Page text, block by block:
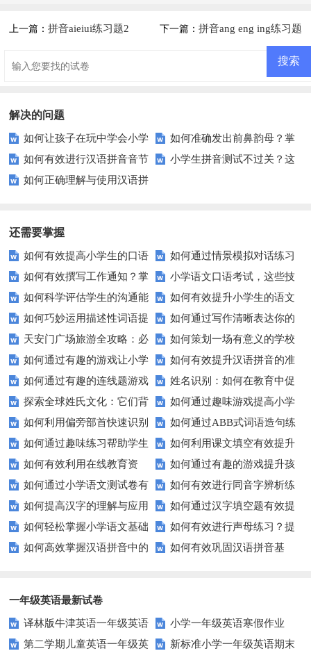
上一篇：拼音aieiui练习题2 下一篇： 拼音ang eng ing练习题
解决的问题
如何让孩子在玩中学会小学
拼音？
如何准确发出前鼻韵母？掌
握这些小技巧轻松搞定！
如何有效进行汉语拼音音节
练习？这里有5个实用技巧
小学生拼音测试不过关？这
如何正确理解与使用汉语拼
还需要掌握
如何有效提高小学生的口语
交际测试成绩？
如何通过情景模拟对话练习
提高你的沟通能力？
如何有效撰写工作通知？掌
握这些技巧让你的通知更专业！
小学语文口语考试，这些技
巧让孩子自信应考？
如何科学评估学生的沟通能
力？
如何有效提升小学生的语文
拼写能力？
如何巧妙运用描述性词语提
升教育效果？
如何通过写作清晰表达你的
愿望？
天安门广场旅游全攻略：必
看的历史与文化景点
如何策划一场有意义的学校
升旗仪式？
如何通过有趣的游戏让小学
生轻松掌握常见姓氏？
如何有效提升汉语拼音的准
确性和流利度？这里有妙招！
如何通过有趣的连线题游戏
提升孩子的逻辑思维能力？
姓名识别：如何在教育中促
进个性化学习？
探索全球姓氏文化：它们背
后隐藏的故事？
如何通过趣味游戏提高小学
生的拼音水平？
如何利用偏旁部首快速识别
汉字？
如何通过ABB式词语造句练
习提高孩子的语言表达能力？
如何通过趣味练习帮助学生
掌握反义词匹配？
如何利用课文填空有效提升
语文成绩？
如何有效利用在线教育资
源？
如何通过有趣的游戏提升孩
子的句子补全技巧？
如何通过小学语文测试卷有
效提高孩子的阅读与写作技能？
如何有效进行同音字辨析练
习？这些方法让你事半功倍！
如何提高汉字的理解与应用
能力？这里有妙招！
如何通过汉字填空题有效提
升小学生的汉字书写能力？
如何轻松掌握小学语文基础
知识？
如何有效进行声母练习？提
升发音技巧有妙招！
如何高效掌握汉语拼音中的
如何有效巩固汉语拼音基
一年级英语最新试卷
译林版牛津英语一年级英语
1AB测试卷
小学一年级英语寒假作业
第二学期儿童英语一年级英
新标准小学一年级英语期末